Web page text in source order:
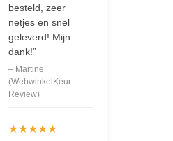
besteld, zeer
netjes en snel
geleverd! Mijn
dank!”
– Martine
(WebwinkelKeur
Review)
★★★★★